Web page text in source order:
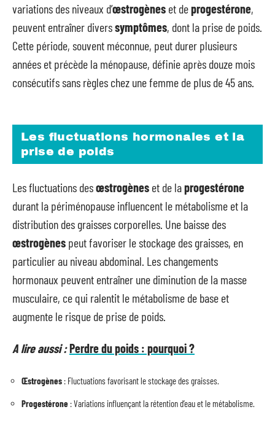
variations des niveaux d’œstrogènes et deprogestérone,
peuvent entraîner diverssymptômes, dont la prise de poids.
Cette période, souvent méconnue, peut durer plusieurs
années et précède la ménopause, définie après douze mois
consécutifs sans règles chez une femme de plus de 45 ans.
Les fluctuations hormonales et la
prise de poids
Les fluctuations desœstrogènes et de laprogestérone
durant la périménopause influencent le métabolisme et la
distribution des graisses corporelles. Une baisse des
œstrogènes peut favoriser le stockage des graisses, en
particulier au niveau abdominal. Les changements
hormonaux peuvent entraîner une diminution de la masse
musculaire, ce qui ralentit le métabolisme de base et
augmente le risque de prise de poids.
A lire aussi :Perdre du poids : pourquoi ?
Œstrogènes : Fluctuations favorisant le stockage des graisses.
Progestérone : Variations influençant la rétention d’eau et le métabolisme.